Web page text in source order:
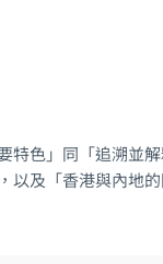
特色」同「追溯並
以及「香港與內地